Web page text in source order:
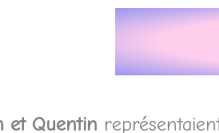
et Quentin